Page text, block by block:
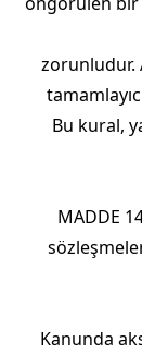
zorunludur.
Bu kural,
MADDE
Kanunda